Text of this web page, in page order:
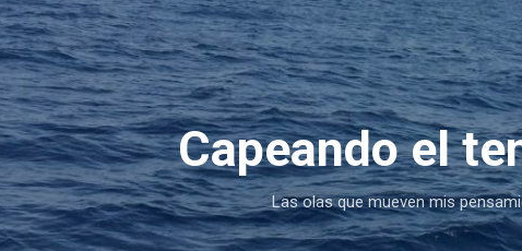
Ir al contenido principal
Capeando el
Las olas que mueven mis